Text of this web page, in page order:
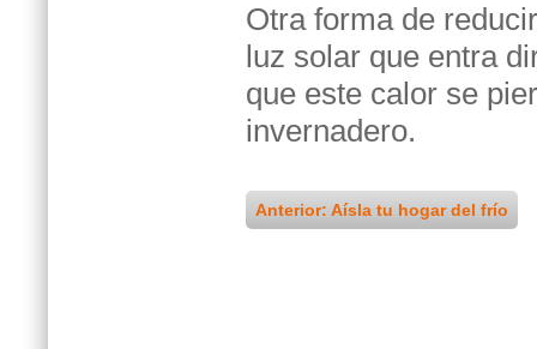
Otra forma de
luz solar que entra
que este calor se
invernadero.
Anterior: Aísla tu hogar del frío